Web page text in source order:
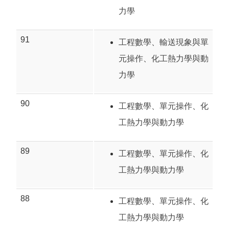
力學
91 工程數學
輸送現象與單
元操作
化工熱力學與動
力學
90 工程數學 單元操作
化
工熱力學與動力學
89 工程數學 單元操作
化
工熱力學與動力學
88 工程數學 單元操作
化
工熱力學與動力學